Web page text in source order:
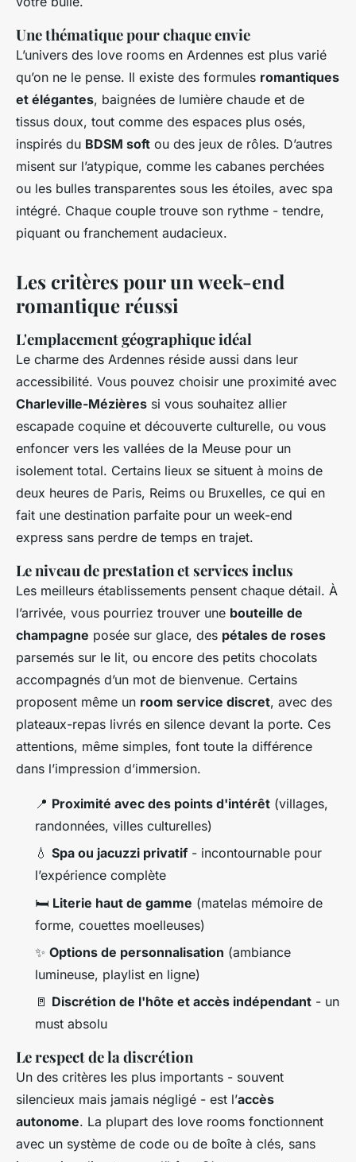
Une thématique pour chaque envie
L’univers des love rooms en Ardennes est plus varié
qu’on ne le pense. Il existe des formules romantiques
et élégantes, baignées de lumière chaude et de
tissus doux, tout comme des espaces plus osés,
inspirés du BDSM soft ou des jeux de rôles. D’autres
misent sur l’atypique, comme les cabanes perchées
ou les bulles transparentes sous les étoiles, avec spa
intégré. Chaque couple trouve son rythme - tendre,
piquant ou franchement audacieux.
Les critères pour un week-end
romantique réussi
L'emplacement géographique idéal
Le charme des Ardennes réside aussi dans leur
accessibilité. Vous pouvez choisir une proximité avec
Charleville-Mézières si vous souhaitez allier
escapade coquine et découverte culturelle, ou vous
enfoncer vers les vallées de la Meuse pour un
isolement total. Certains lieux se situent à moins de
deux heures de Paris, Reims ou Bruxelles, ce qui en
fait une destination parfaite pour un week-end
express sans perdre de temps en trajet.
Le niveau de prestation et services inclus
Les meilleurs établissements pensent chaque détail. À
l’arrivée, vous pourriez trouver une bouteille de
champagne posée sur glace, des pétales de roses
parsemés sur le lit, ou encore des petits chocolats
accompagnés d’un mot de bienvenue. Certains
proposent même un room service discret, avec des
plateaux-repas livrés en silence devant la porte. Ces
attentions, même simples, font toute la différence
dans l’impression d’immersion.
📍 Proximité avec des points d'intérêt (villages,
randonnées, villes culturelles)
💧 Spa ou jacuzzi privatif - incontournable pour
l’expérience complète
🛏️ Literie haut de gamme (matelas mémoire de
forme, couettes moelleuses)
✨ Options de personnalisation (ambiance
lumineuse, playlist en ligne)
🚪 Discrétion de l'hôte et accès indépendant - un
must absolu
Le respect de la discrétion
Un des critères les plus importants - souvent
silencieux mais jamais négligé - est l’accès
autonome. La plupart des love rooms fonctionnent
avec un système de code ou de boîte à clés, sans